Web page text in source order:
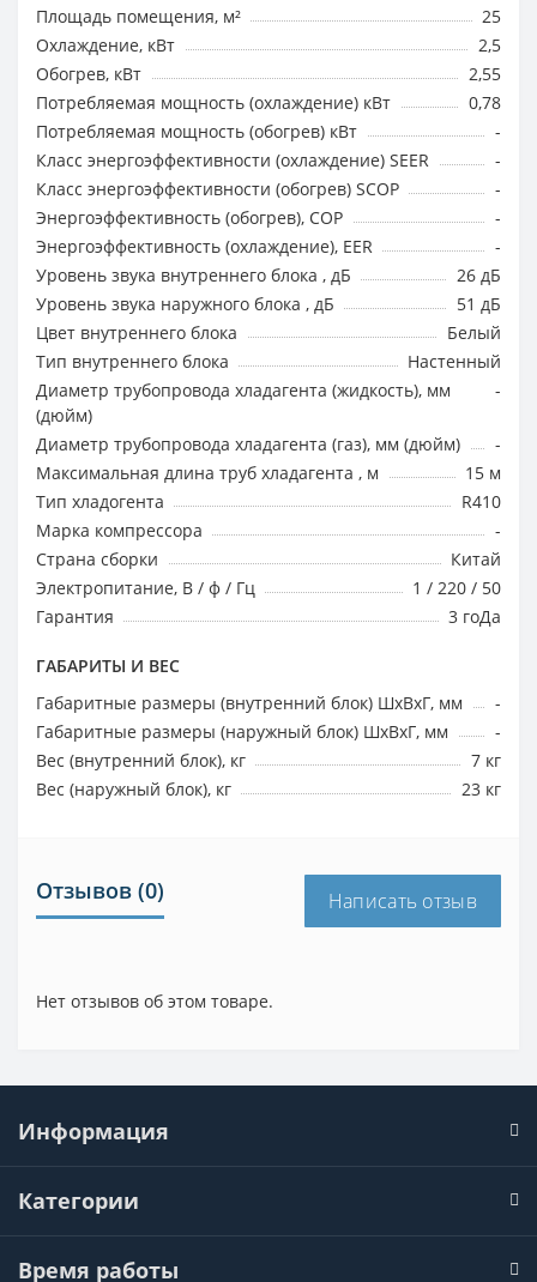
Площадь помещения, м²
25
Охлаждение, кВт
2,5
Обогрев, кВт
2,55
Потребляемая мощность (охлаждение) кВт
0,78
Потребляемая мощность (обогрев) кВт
-
Класс энергоэффективности (охлаждение) SEER
-
Класс энергоэффективности (обогрев) SCOP
-
Энергоэффективность (обогрев), COP
-
Энергоэффективность (охлаждение), EER
-
Уровень звука внутреннего блока , дБ
26 дБ
Уровень звука наружного блока , дБ
51 дБ
Цвет внутреннего блока
Белый
Тип внутреннего блока
Настенный
Диаметр трубопровода хладагента (жидкость), мм
(дюйм)
-
Диаметр трубопровода хладагента (газ), мм (дюйм)
-
Максимальная длина труб хладагента , м
15 м
Тип хладогента
R410
Марка компрессора
-
Страна сборки
Китай
Электропитание, В / ф / Гц
1 / 220 / 50
Гарантия
3 гоДа
ГАБАРИТЫ И ВЕС
Габаритные размеры (внутренний блок) ШхВхГ, мм
-
Габаритные размеры (наружный блок) ШхВхГ, мм
-
Вес (внутренний блок), кг
7 кг
Вес (наружный блок), кг
23 кг
Отзывов (0) Написать отзыв
Нет отзывов об этом товаре.
Информация
Категории
Время работы